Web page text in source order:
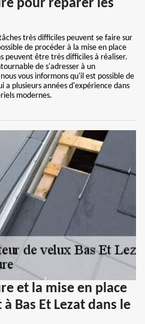
pour réparer les
très difficiles peuvent se faire sur
de procéder à la mise en place
peuvent être très difficiles à réaliser.
de s'adresser à un
vous informons qu'il est possible de
plusieurs années d'expérience dans
modernes.
et la mise en place
Bas Et Lezat dans le